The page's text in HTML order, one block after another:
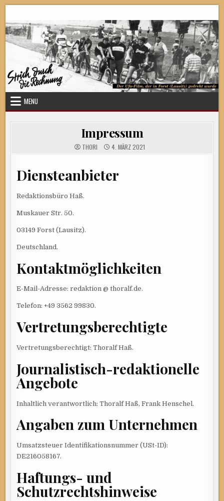
content
Strich durch die Rechnung
MENU
Impressum
THORI 4. MÄRZ 2021
Diensteanbieter
Redaktionsbüro Haß.
Muskauer Str. 50.
03149 Forst (Lausitz).
Deutschland.
Kontaktmöglichkeiten
E-Mail-Adresse: redaktion @ thoralf.de.
Telefon: +49 3562 99830.
Vertretungsberechtigte
Vertretungsberechtigt: Thoralf Haß.
Journalistisch-redaktionelle
Angebote
Inhaltlich verantwortlich: Thoralf Haß, Frank Henschel.
Angaben zum Unternehmen
Umsatzsteuer Identifikationsnummer (USt-ID):
DE216058167.
Haftungs- und
Schutzrechtshinweise